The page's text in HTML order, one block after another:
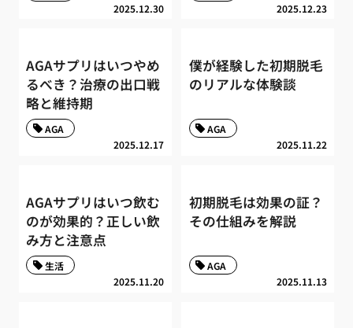
2025.12.30 2025.12.23
AGAサプリはいつやめ
るべき？治療の出口戦
略と維持期
2025.12.17
AGA
僕が経験した初期脱毛
のリアルな体験談
2025.11.22
AGA
AGAサプリはいつ飲む
のが効果的？正しい飲
み方と注意点
2025.11.20
生活
初期脱毛は効果の証？
その仕組みを解説
2025.11.13
AGA